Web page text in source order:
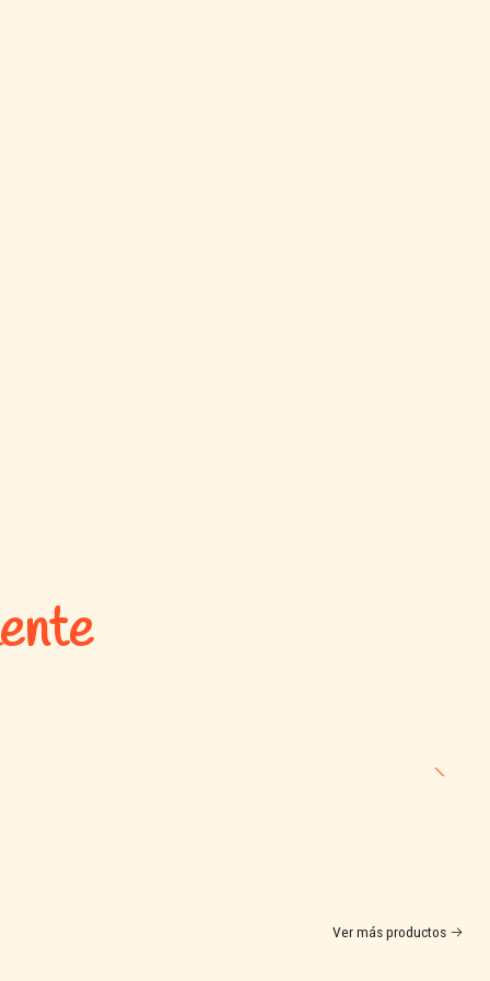
días o según necesidad.
para el bienestar animal.
Ver más productos